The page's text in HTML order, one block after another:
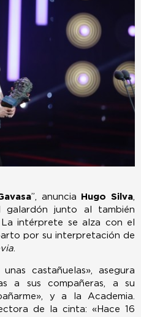
”, anuncia Hugo Silva,
galardón junto al también
intérprete se alza con el
por su interpretación de
.
castañuelas», asegura
a sus compañeras, a su
y a la Academia.
de la cinta: «Hace 16